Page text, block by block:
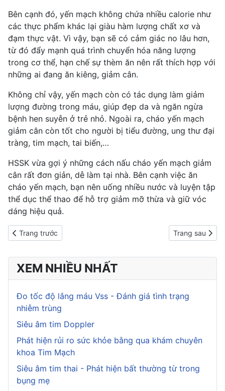
Bên cạnh đó, yến mạch không chứa nhiều calorie như
các thực phẩm khác lại giàu hàm lượng chất xơ và
đạm thực vật. Vì vậy, bạn sẽ có cảm giác no lâu hơn,
từ đó đẩy mạnh quá trình chuyển hóa năng lượng
trong cơ thể, hạn chế sự thèm ăn nên rất thích hợp với
những ai đang ăn kiêng, giảm cân.
Không chỉ vậy, yến mạch còn có tác dụng làm giảm
lượng đường trong máu, giúp đẹp da và ngăn ngừa
bệnh hen suyễn ở trẻ nhỏ. Ngoài ra, cháo yến mạch
giảm cân còn tốt cho người bị tiểu đường, ung thư đại
tràng, tim mạch, tai biến,…
HSSK vừa gợi ý những cách nấu cháo yến mạch giảm
cân rất đơn giản, dễ làm tại nhà. Bên cạnh việc ăn
cháo yến mạch, bạn nên uống nhiều nước và luyện tập
thể dục thể thao để hỗ trợ giảm mỡ thừa và giữ vóc
dáng hiệu quả.
Previous article: Lợi ích giảm cân từ những bữa ăn "gian lận"
Trang trước Next article:
Trang sau
XEM NHIỀU NHẤT
Đo tốc độ lắng máu Vss - Đánh giá tình trạng
nhiễm trùng
Siêu âm tim Doppler
Phát hiện rủi ro sức khỏe bằng qua khám chuyên
khoa Tim Mạch
Siêu âm tim thai - Phát hiện bất thường từ trong
bụng mẹ